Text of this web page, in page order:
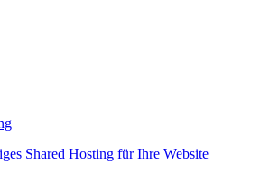
Shared Hosting für Ihre Website